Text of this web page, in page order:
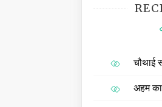
चौथाई
अहम